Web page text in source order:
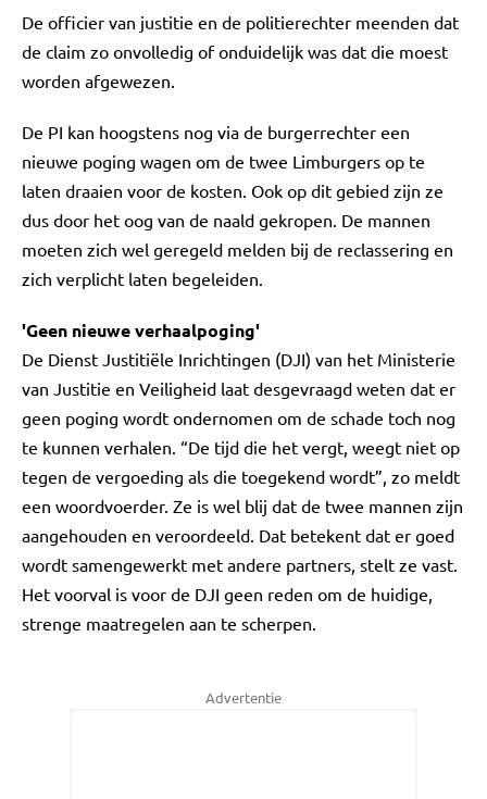
De officier van justitie en de politierechter meenden dat
de claim zo onvolledig of onduidelijk was dat die moest
worden afgewezen.
De PI kan hoogstens nog via de burgerrechter een
nieuwe poging wagen om de twee Limburgers op te
laten draaien voor de kosten. Ook op dit gebied zijn ze
dus door het oog van de naald gekropen. De mannen
moeten zich wel geregeld melden bij de reclassering en
zich verplicht laten begeleiden.
'Geen nieuwe verhaalpoging'
De Dienst Justitiële Inrichtingen (DJI) van het Ministerie
van Justitie en Veiligheid laat desgevraagd weten dat er
geen poging wordt ondernomen om de schade toch nog
te kunnen verhalen. “De tijd die het vergt, weegt niet op
tegen de vergoeding als die toegekend wordt”, zo meldt
een woordvoerder. Ze is wel blij dat de twee mannen zijn
aangehouden en veroordeeld. Dat betekent dat er goed
wordt samengewerkt met andere partners, stelt ze vast.
Het voorval is voor de DJI geen reden om de huidige,
strenge maatregelen aan te scherpen.
Advertentie